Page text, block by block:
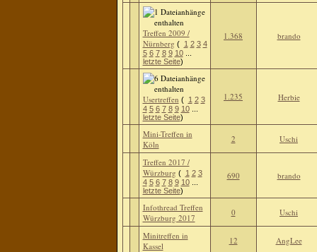
Treffen 2009 /
Nürnberg ( 1 2 3 4
5 6 7 8 9 10...
letzte Seite)
1.368 brando
Usertreffen ( 1 2 3
4 5 6 7 8 9 10...
letzte Seite)
1.235 Herbie
Mini-Treffen in
Köln
2 Uschi
Treffen 2017 /
Würzburg ( 1 2 3
4 5 6 7 8 9 10...
letzte Seite)
690 brando
Infothread Treffen
Würzburg 2017
0 Uschi
Minitreffen in
Kassel
12 AngLee